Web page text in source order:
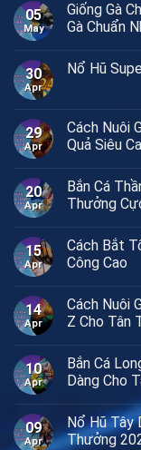
05
May
Giống Gà
Gà Chuẩn
30
Apr
Nổ Hũ
29
Apr
Cách Nuôi
Quả Siêu
20
Apr
Bắn Cá
Thưởng
15
Apr
Cách Bắt
Công Cao
14
Apr
Cách Nuôi
Z Cho Tân
10
Apr
Bắn Cá
Dàng Cho
09
Apr
Nổ Hũ Tây
Thưởng